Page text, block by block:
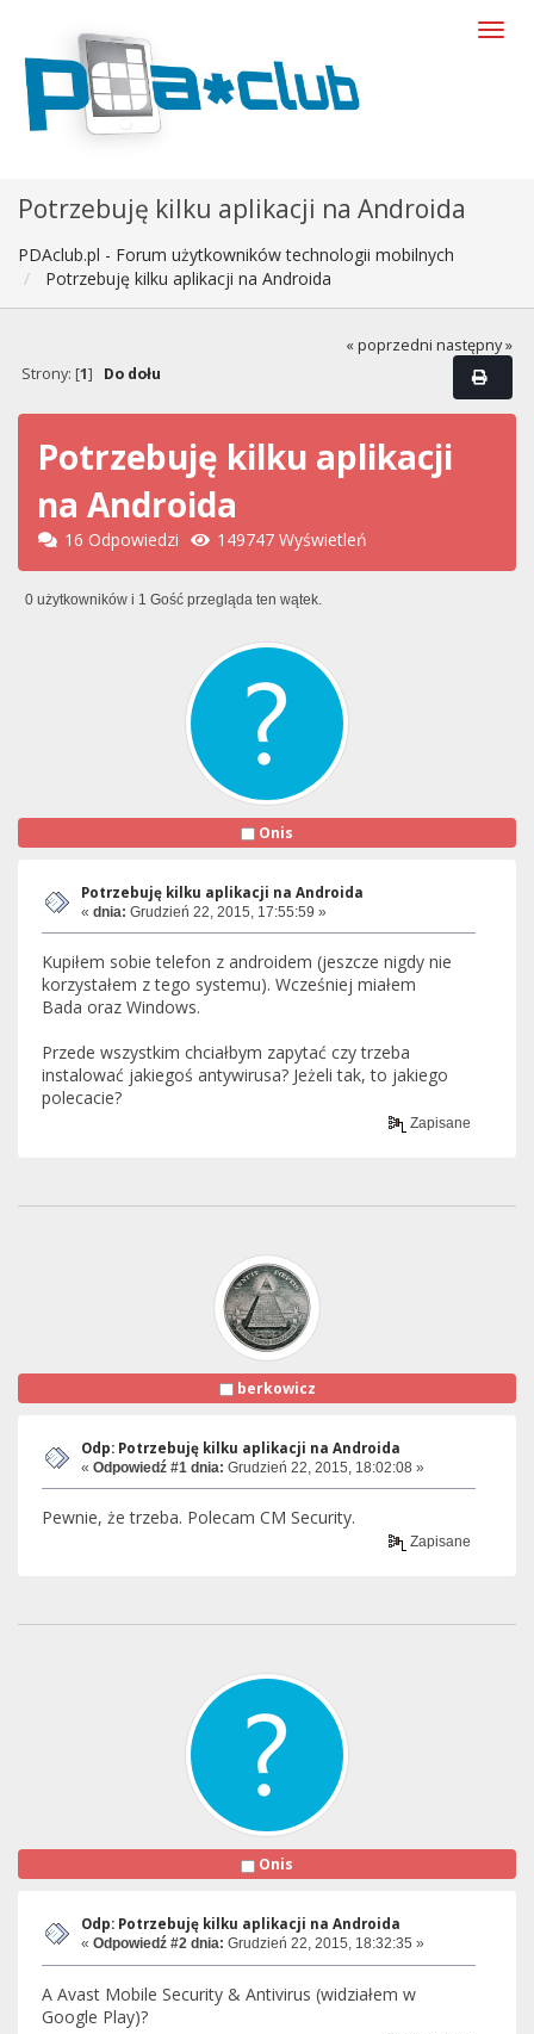
Potrzebuję kilku aplikacji na Androida
PDAclub.pl - Forum użytkowników technologii mobilnych
Potrzebuję kilku aplikacji na Androida
« poprzedni następny »
Strony: [1] Do dołu
Potrzebuję kilku aplikacji
na Androida
16 Odpowiedzi 149747 Wyświetleń
0 użytkowników i 1 Gość przegląda ten wątek.
Onis
Potrzebuję kilku aplikacji na Androida
« dnia: Grudzień 22, 2015, 17:55:59 »
Kupiłem sobie telefon z androidem (jeszcze nigdy nie
korzystałem z tego systemu). Wcześniej miałem
Bada oraz Windows.
Przede wszystkim chciałbym zapytać czy trzeba
instalować jakiegoś antywirusa? Jeżeli tak, to jakiego
polecacie?
Zapisane
berkowicz
Odp: Potrzebuję kilku aplikacji na Androida
« Odpowiedź #1 dnia: Grudzień 22, 2015, 18:02:08 »
Pewnie, że trzeba. Polecam CM Security.
Zapisane
Onis
Odp: Potrzebuję kilku aplikacji na Androida
« Odpowiedź #2 dnia: Grudzień 22, 2015, 18:32:35 »
A Avast Mobile Security & Antivirus (widziałem w
Google Play)?